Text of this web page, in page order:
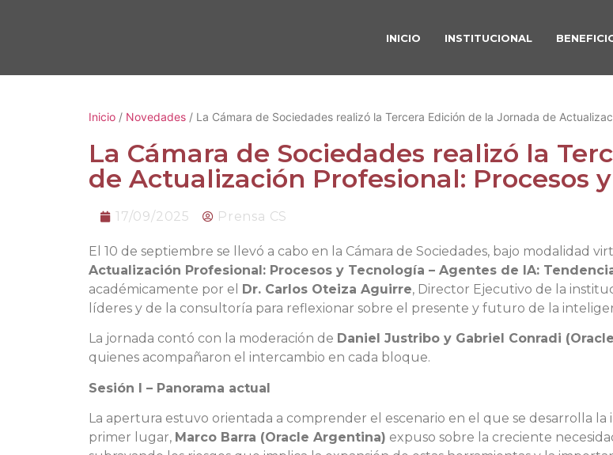
INICIO INSTITUCIONAL
Inicio / Novedades / La Cámara de Sociedades realizó la Tercera Edición de la Jornada de
La Cámara de Sociedades realizó la
de Actualización Profesional: Procesos
17/09/2025 Prensa CS
El 10 de septiembre se llevó a cabo en la Cámara de Sociedades, bajo modalidad
Actualización Profesional: Procesos y Tecnología – Agentes de IA:
académicamente por el Dr. Carlos Oteiza Aguirre, Director Ejecutivo de la
líderes y de la consultoría para reflexionar sobre el presente y futuro de la
La jornada contó con la moderación de Daniel Justribo y Gabriel Conradi
quienes acompañaron el intercambio en cada bloque.
Sesión I – Panorama actual
La apertura estuvo orientada a comprender el escenario en el que se desarrolla
primer lugar, Marco Barra (Oracle Argentina) expuso sobre la creciente